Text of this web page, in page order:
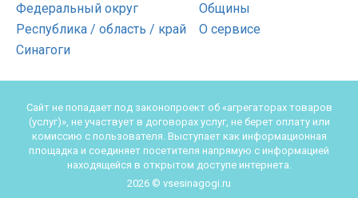
Федеральный округ
Республика / область / край
Синагоги
Общины
О сервисе
Сайт не попадает под законопроект об «агрегаторах товаров
(услуг)», не участвует в договорах услуг, не берет оплату или
комиссию с пользователя. Выступает как информационная
площадка и соединяет посетителя напрямую с информацией
находящейся в открытом доступе интернета.
2026 © vsesinagogi.ru